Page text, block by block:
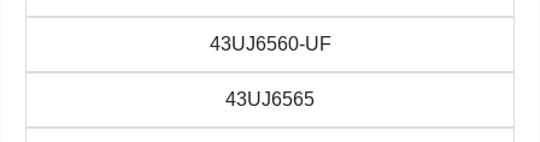
43UJ6560-UF
43UJ6565